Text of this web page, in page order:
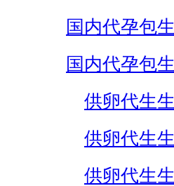
国内代孕包
国内代孕包
供卵代生
供卵代生
供卵代生